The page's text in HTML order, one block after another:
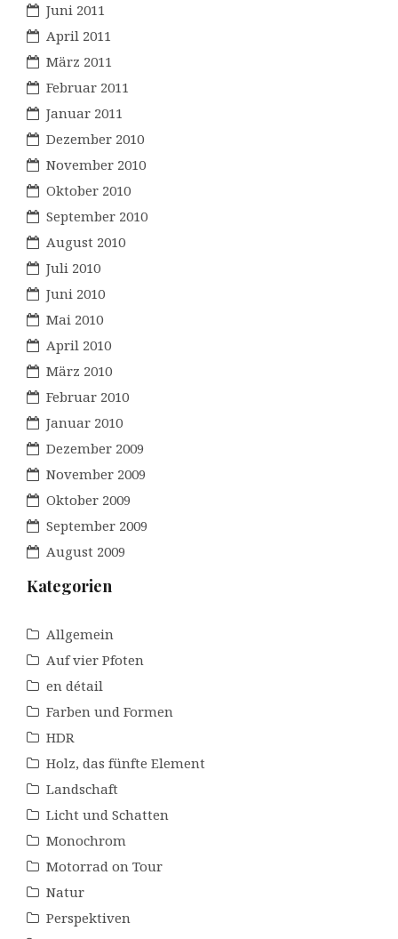
Juni 2011
April 2011
März 2011
Februar 2011
Januar 2011
Dezember 2010
November 2010
Oktober 2010
September 2010
August 2010
Juli 2010
Juni 2010
Mai 2010
April 2010
März 2010
Februar 2010
Januar 2010
Dezember 2009
November 2009
Oktober 2009
September 2009
August 2009
Kategorien
Allgemein
Auf vier Pfoten
en détail
Farben und Formen
HDR
Holz, das fünfte Element
Landschaft
Licht und Schatten
Monochrom
Motorrad on Tour
Natur
Perspektiven